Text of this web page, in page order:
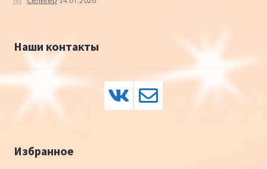
Наши контакты
Избранное